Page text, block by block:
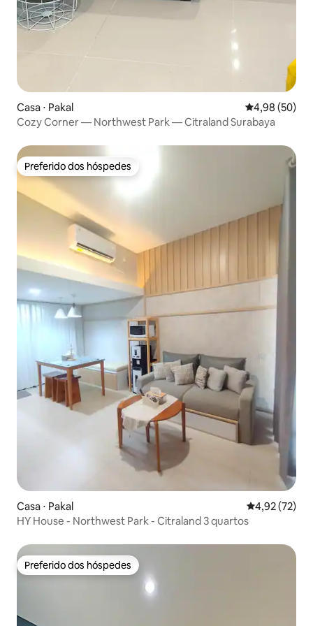
Casa ⋅ Pakal 4,98 de uma
4,98 (50)
Cozy Corner — Northwest Park — Citraland Surabaya
Preferido dos hóspedes
Preferido dos hóspedes
Casa ⋅ Pakal 4,92 de uma
4,92 (72)
HY House - Northwest Park - Citraland 3 quartos
Preferido dos hóspedes
Preferido dos hóspedes